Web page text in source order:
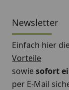
Newsletter
Einfach hier
Vorteile
sowiesofort
per E-Mail